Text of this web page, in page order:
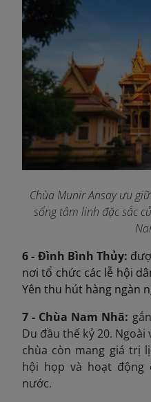
Chùa Munir Ansay ưu
sống tâm linh đặc sắc
6 - Đình Bình Thủy:
nơi tổ chức các lễ hội
Yên thu hút hàng ngàn
7 - Chùa Nam Nhã:
Du đầu thế kỷ 20.
chùa còn mang giá trị
hội họp và hoạt động
nước.